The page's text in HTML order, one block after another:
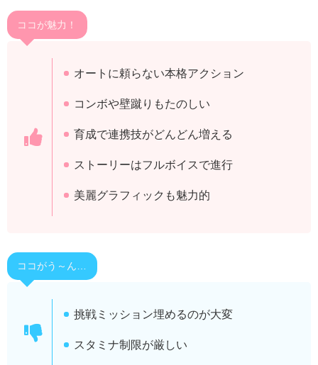
ココが魅力！
オートに頼らない本格アクション
コンボや壁蹴りもたのしい
育成で連携技がどんどん増える
ストーリーはフルボイスで進行
美麗グラフィックも魅力的
ココがう～ん…
挑戦ミッション埋めるのが大変
スタミナ制限が厳しい